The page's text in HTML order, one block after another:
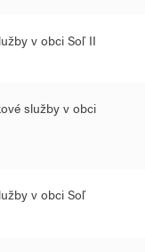
v obci Soľ II
služby v obci
v obci Soľ